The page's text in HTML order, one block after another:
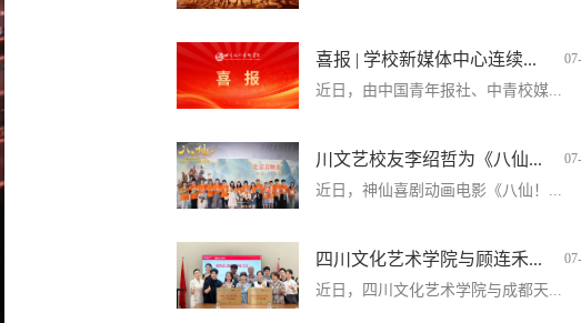
喜报 | 学校新媒体中心连续...
近日，由中国青年报社、中青校媒...
川文艺校友李绍哲为《八仙...
近日，神仙喜剧动画电影《八仙！...
四川文化艺术学院与顾连禾...
近日，四川文化艺术学院与成都天...